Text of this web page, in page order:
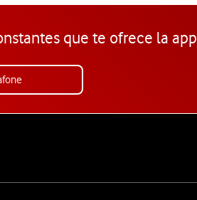
que te ofrece la app